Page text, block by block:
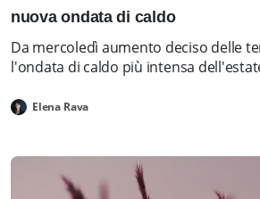
nuova ondata di caldo
Da mercoledì aumento deciso delle
l'ondata di caldo più intensa
Elena Rava